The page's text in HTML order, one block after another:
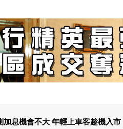
息機會不大 年輕上車客趁機入